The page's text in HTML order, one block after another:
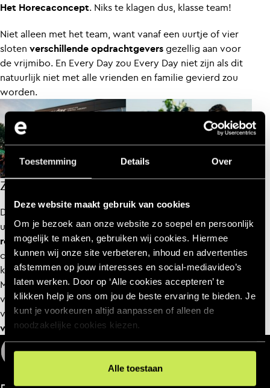
Toestemming Details Over
Deze website maakt gebruik van cookies
Om je bezoek aan onze website zo soepel en persoonlijk
mogelijk te maken, gebruiken wij cookies. Hiermee
kunnen wij onze site verbeteren, inhoud en advertenties
afstemmen op jouw interesses en social‑mediavideo’s
laten werken. Door op ‘Alle cookies accepteren’ te
klikken help je ons om jou de beste ervaring te bieden. Je
kunt je voorkeuren altijd aanpassen of alleen de
noodzakelijke cookies kiezen.
Alle toestaan
Het Horecaconcept. Niks te klagen dus, klasse team!
Niet alleen met het team, want vanaf een uurtje of vier
sloten verschillende opdrachtgevers gezellig aan voor
de vrijmibo. En Every Day zou Every Day niet zijn als dit
natuurlijk niet met alle vrienden en familie gevierd zou
worden.
Zien we jou ook bij de volgende editie?
De borrel liep over in een groot feest tot in de late
uurtjes. Verschillende DJ’s, eenonuitputtelijke
rookmachine en flink wat dansjes maakte het plaatje
compleet. Heel tof om dit zo met iedereen te mogen en
kunnen delen. Every Day zijn we niet alleen, maar samen.
Met vrienden, familie, opdrachtgevers en team. Dank
voor iedereen die er was. Wij genieten nog even na. En
voor iedereen die het heeft gemist:dit wordt zeker
vervolgd, op naar de volgende editie!
+20